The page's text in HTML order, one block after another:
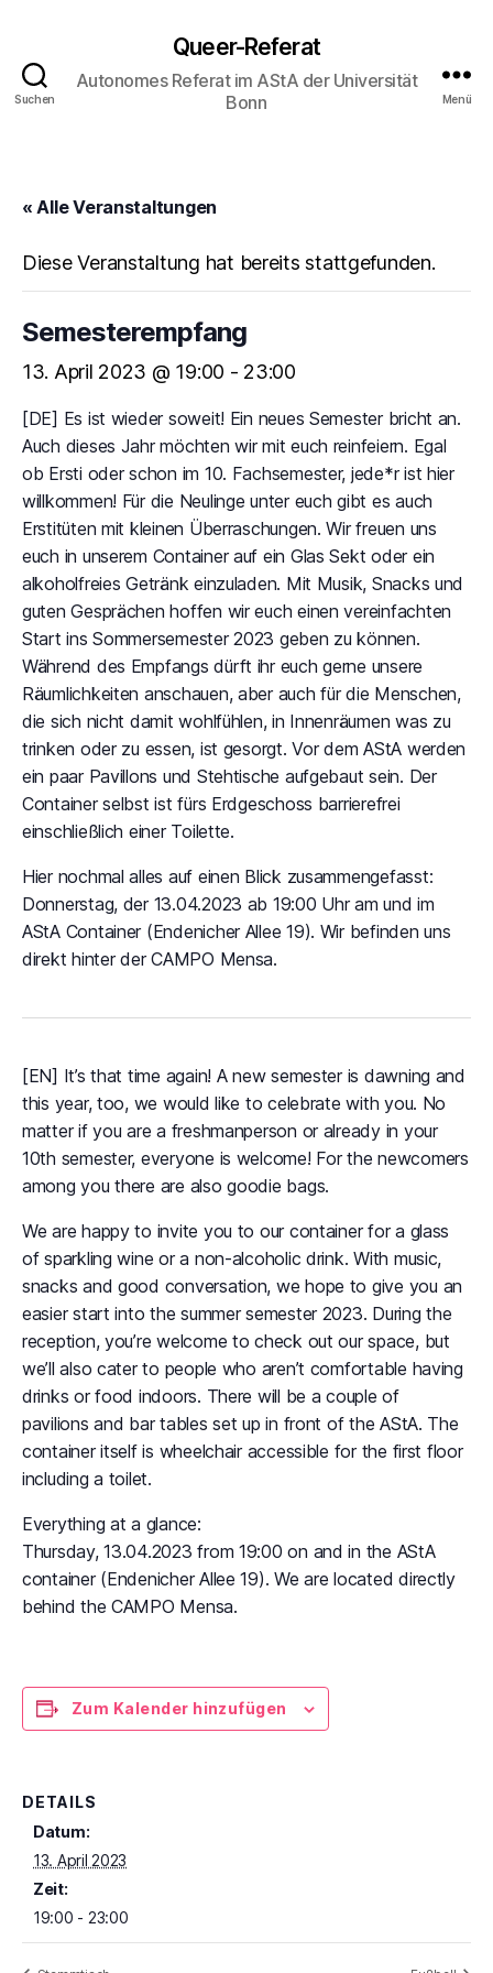
Suchen
Queer-Referat
Autonomes Referat im AStA der Universität
Bonn
Menü
« Alle Veranstaltungen
Diese Veranstaltung hat bereits stattgefunden.
Semesterempfang
13. April 2023 @ 19:00 - 23:00
[DE] Es ist wieder soweit! Ein neues Semester bricht an.
Auch dieses Jahr möchten wir mit euch reinfeiern. Egal
ob Ersti oder schon im 10. Fachsemester, jede*r ist hier
willkommen! Für die Neulinge unter euch gibt es auch
Erstitüten mit kleinen Überraschungen. Wir freuen uns
euch in unserem Container auf ein Glas Sekt oder ein
alkoholfreies Getränk einzuladen. Mit Musik, Snacks und
guten Gesprächen hoffen wir euch einen vereinfachten
Start ins Sommersemester 2023 geben zu können.
Während des Empfangs dürft ihr euch gerne unsere
Räumlichkeiten anschauen, aber auch für die Menschen,
die sich nicht damit wohlfühlen, in Innenräumen was zu
trinken oder zu essen, ist gesorgt. Vor dem AStA werden
ein paar Pavillons und Stehtische aufgebaut sein. Der
Container selbst ist fürs Erdgeschoss barrierefrei
einschließlich einer Toilette.
Hier nochmal alles auf einen Blick zusammengefasst:
Donnerstag, der 13.04.2023 ab 19:00 Uhr am und im
AStA Container (Endenicher Allee 19). Wir befinden uns
direkt hinter der CAMPO Mensa.
[EN] It’s that time again! A new semester is dawning and
this year, too, we would like to celebrate with you. No
matter if you are a freshmanperson or already in your
10th semester, everyone is welcome! For the newcomers
among you there are also goodie bags.
We are happy to invite you to our container for a glass
of sparkling wine or a non-alcoholic drink. With music,
snacks and good conversation, we hope to give you an
easier start into the summer semester 2023. During the
reception, you’re welcome to check out our space, but
we’ll also cater to people who aren’t comfortable having
drinks or food indoors. There will be a couple of
pavilions and bar tables set up in front of the AStA. The
container itself is wheelchair accessible for the first floor
including a toilet.
Everything at a glance:
Thursday, 13.04.2023 from 19:00 on and in the AStA
container (Endenicher Allee 19). We are located directly
behind the CAMPO Mensa.
Zum Kalender hinzufügen
DETAILS
Datum:
13. April 2023
Zeit:
19:00 - 23:00